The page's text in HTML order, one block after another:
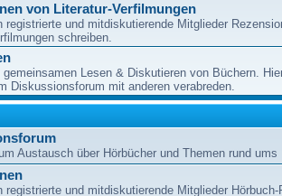
von Literatur-Verfilmungen
registrierte und mitdiskutierende Mitglieder
schreiben.
gemeinsamen Lesen & Diskutieren von Büchern.
Diskussionsforum mit anderen verabreden.
Austausch über Hörbücher und Themen rund ums
registrierte und mitdiskutierende Mitglieder Hörbuch-